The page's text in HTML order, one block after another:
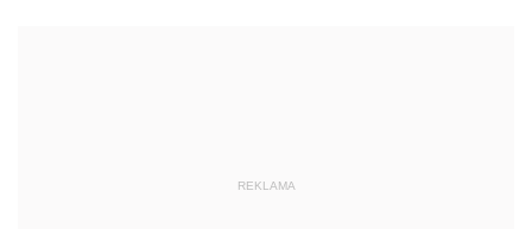
REKLAMA